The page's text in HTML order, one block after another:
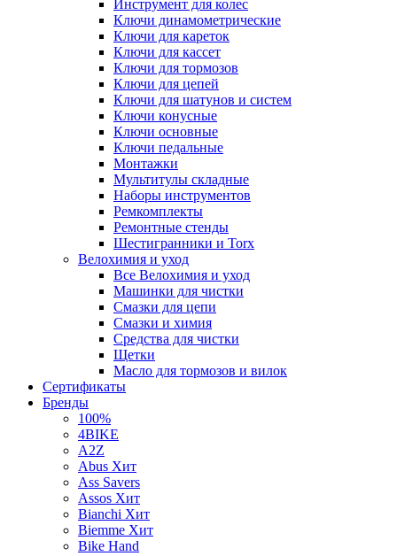
Инструмент для колес
Ключи динамометрические
Ключи для кареток
Ключи для кассет
Ключи для тормозов
Ключи для цепей
Ключи для шатунов и систем
Ключи конусные
Ключи основные
Ключи педальные
Монтажки
Мультитулы складные
Наборы инструментов
Ремкомплекты
Ремонтные стенды
Шестигранники и Torx
Велохимия и уход
Все Велохимия и уход
Машинки для чистки
Смазки для цепи
Смазки и химия
Средства для чистки
Щетки
Масло для тормозов и вилок
Сертификаты
Бренды
100%
4BIKE
A2Z
Abus Хит
Ass Savers
Assos Хит
Bianchi Хит
Biemme Хит
Bike Hand